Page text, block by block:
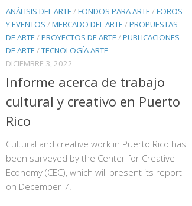
ANÁLISIS DEL ARTE /FONDOS PARA ARTE /FOROS
Y EVENTOS /MERCADO DEL ARTE /PROPUESTAS
DE ARTE /PROYECTOS DE ARTE /PUBLICACIONES
DE ARTE /TECNOLOGÍA ARTE
DICIEMBRE 3, 2022
Informe acerca de trabajo
cultural y creativo en Puerto
Rico
Cultural and creative work in Puerto Rico has
been surveyed by the Center for Creative
Economy (CEC), which will present its report
on December 7.